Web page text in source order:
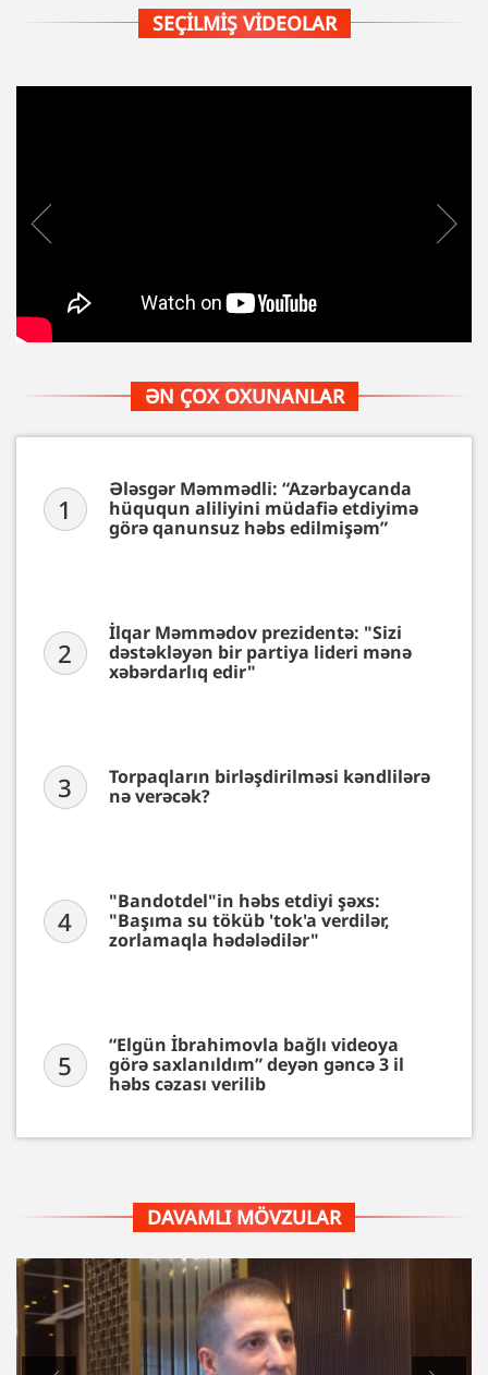
SEÇILMIŞ VIDEOLAR
ƏN ÇOX OXUNANLAR
1
Ələsgər Məmmədli: “Azərbaycanda
hüququn aliliyini müdafiə etdiyimə
görə qanunsuz həbs edilmişəm”
2
İlqar Məmmədov prezidentə: "Sizi
dəstəkləyən bir partiya lideri mənə
xəbərdarlıq edir"
3
Torpaqların birləşdirilməsi kəndlilərə
nə verəcək?
4
"Bandotdel"in həbs etdiyi şəxs:
"Başıma su töküb 'tok'a verdilər,
zorlamaqla hədələdilər"
5
“Elgün İbrahimovla bağlı videoya
görə saxlanıldım” deyən gəncə 3 il
həbs cəzası verilib
DAVAMLI MÖVZULAR